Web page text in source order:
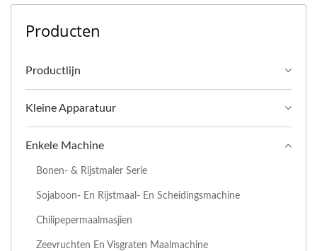
Producten
Productlijn
Kleine Apparatuur
Enkele Machine
Bonen- & Rijstmaler Serie
Sojaboon- En Rijstmaal- En Scheidingsmachine
Chilipepermaalmasjien
Zeevruchten En Visgraten Maalmachine